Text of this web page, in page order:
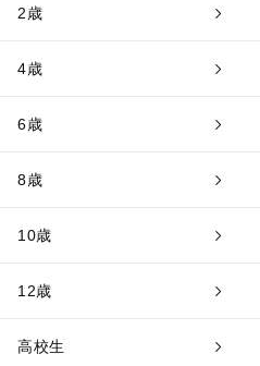
2歳
4歳
6歳
8歳
10歳
12歳
高校生